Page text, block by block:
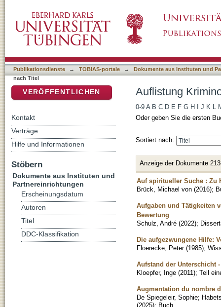
Publikationsdienste → TOBIAS-portale →
Dokumente aus Instituten und
nach Titel
Auflistung
0-9 A B C D E F G H J K L
Oder geben Sie die ersten
Sortiert nach:
Anzeige der Dokumente
Auf spiritueller Suche : Zu
Brück, Michael von (2016);
Aufgaben und Tätigkeiten
Bewertung
Schulz, André (2022);
Die aufgezwungene Hilfe:
Floerecke, Peter (1985);
Aufstand der Unterschicht
Kloepfer, Inge (2011); Teil
Augmentation du nombre
De Spiegeleir, Sophie;
(2025); Buch
VERÖFFENTLICHEN
Kontakt
Verträge
Hilfe und Informationen
Stöbern
Dokumente aus Instituten und
Partnereinrichtungen
Erscheinungsdatum
Autoren
Titel
DDC-Klassifikation